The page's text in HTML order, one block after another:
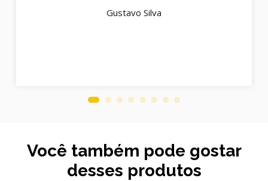
Gustavo Silva
Você também pode gostar
desses produtos